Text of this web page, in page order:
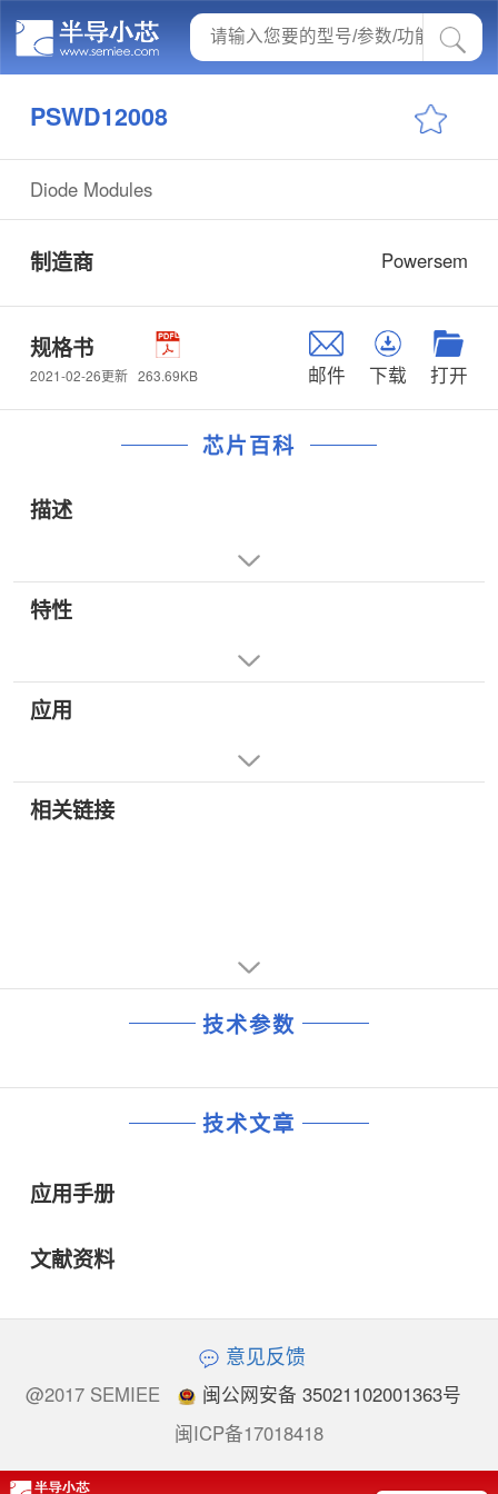
PSWD12008
Diode Modules
制造商 Powersem
规格书
2021-02-26更新 263.69KB 邮件 下载 打开
芯片百科
描述
特性
应用
相关链接
技术参数
技术文章
应用手册
文献资料
意见反馈
@2017 SEMIEE
闽公网安备 35021102001363号
闽ICP备17018418